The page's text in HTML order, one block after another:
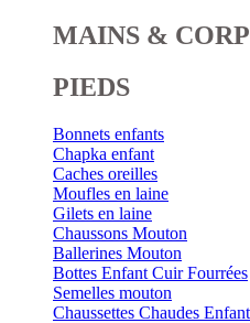
MAINS &
PIEDS
Bonnets enfants
Chapka enfant
Caches oreilles
Moufles en laine
Gilets en laine
Chaussons Mouton
Ballerines Mouton
Bottes Enfant Cuir Fourrées
Semelles mouton
Chaussettes Chaudes